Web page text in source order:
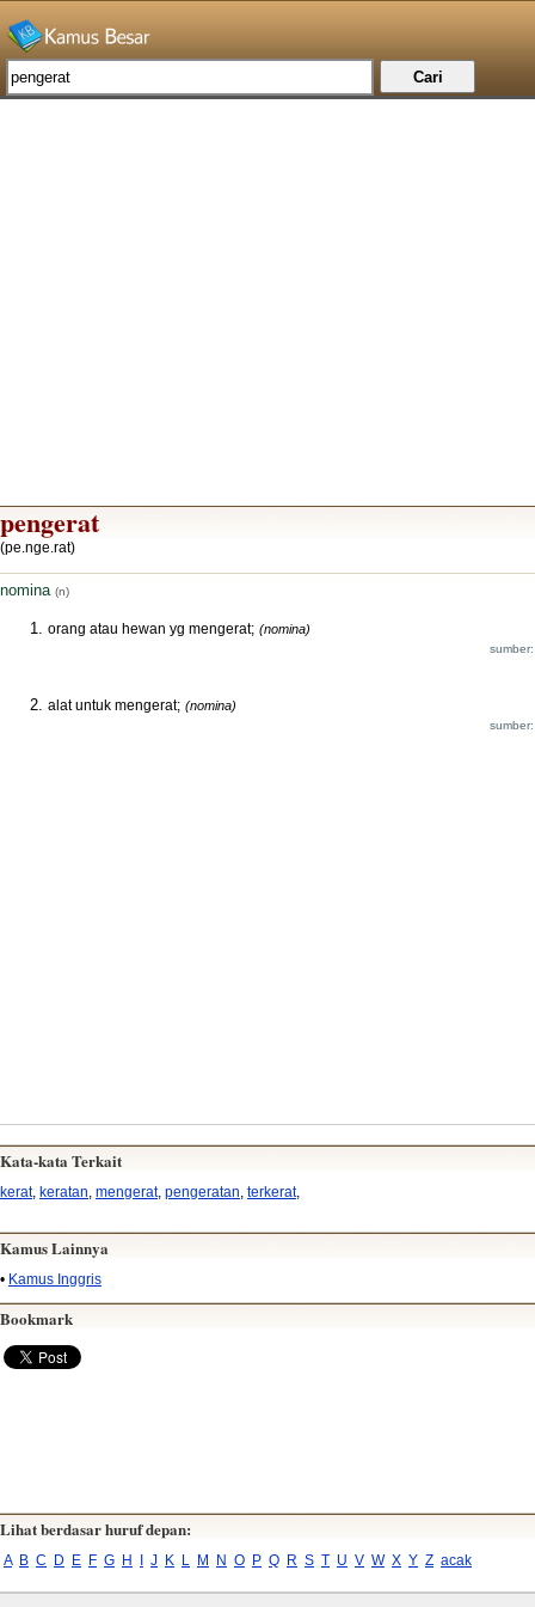
pengerat
(pe.nge.rat)
nomina (n)
orang atau hewan yg mengerat; (nomina)
alat untuk mengerat; (nomina)
Kata-kata Terkait
kerat, keratan mengerat, pengeratan terkerat,
Kamus Lainnya
• Kamus Inggris
Bookmark
Lihat berdasar huruf depan:
A B C D E F G H J K L M N O P Q R S T U V W X Y Z acak